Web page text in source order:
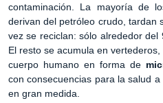
contaminación. La mayoría de
derivan del petróleo crudo, tardan
vez se reciclan: sólo alrededor del
El resto se acumula en
cuerpo humano en forma de
con consecuencias para la salud
en gran medida.